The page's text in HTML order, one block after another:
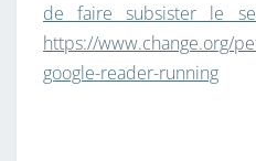
de faire subsister le
https://www.change.org/
google-reader-running